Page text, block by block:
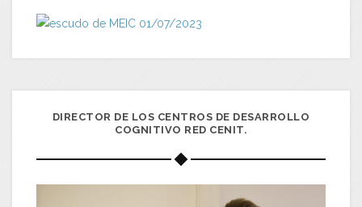
DIRECTOR DE LOS CENTROS DE DESARROLLO
COGNITIVO RED CENIT.